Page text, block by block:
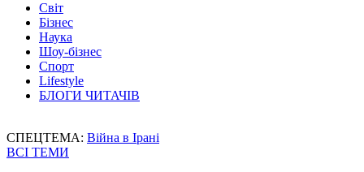
Світ
Бізнес
Наука
Шоу-бізнес
Спорт
Lifestyle
БЛОГИ ЧИТАЧІВ
СПЕЦТЕМА: Війна в Ірані
ВСІ ТЕМИ